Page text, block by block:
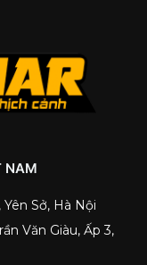
NAM
Sở, Hà Nội
Văn Giàu, Ấp 3,